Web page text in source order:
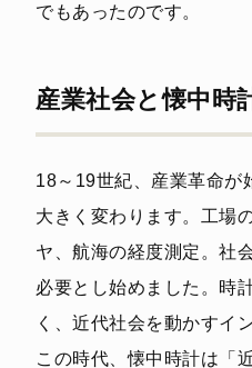
でもあったのです。
産業社会と懐中時
18～19世紀、産業革命が
大きく変わります。工場
ヤ、航海の経度測定。社
必要とし始めました。時
く、近代社会を動かすイ
この時代、懐中時計は「